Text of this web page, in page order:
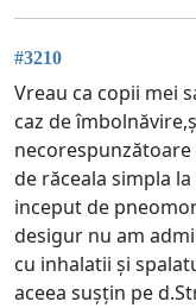
#3210
Vreau ca copii mei
caz de
necorespunzătoare
de răceala simpla
inceput de
desigur nu am
cu inhalatii și
aceea sușțin pe